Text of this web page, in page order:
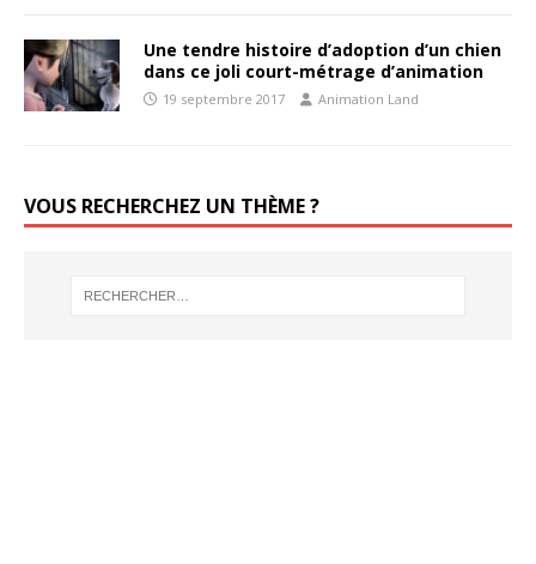
Une tendre histoire d’adoption d’un chien
dans ce joli court-métrage d’animation
19 septembre 2017 Animation Land
VOUS RECHERCHEZ UN THÈME ?